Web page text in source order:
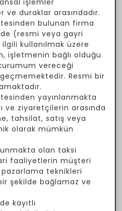
işlemler
duraklar arasındadır.
bulunan firma
(resmi veya gayri
kullanılmak üzere
işletmenin bağlı olduğu
vereceği
Resmi bir
yayınlanmakta
ve ziyaretçilerin arasında
tahsilat, satış veya
olarak mümkün
olan taksi
faaliyetlerin müşteri
teknikleri
şekilde bağlamaz ve
kayıtlı